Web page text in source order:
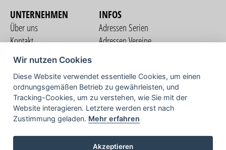
UNTERNEHMEN
Über uns
Kontakt
Nutzungsbedingungen
Datenschutzerklärung
Impressum
INFOS
Adressen Serien
Adressen Vereine
COMMUNITY
TV
Wir nutzen Cookies
Diese Website verwendet essentielle Cookies, um einen
ordnungsgemäßen Betrieb zu gewährleisten, und
Tracking-Cookies, um zu verstehen, wie Sie mit der
Website interagieren. Letztere werden erst nach
Zustimmung geladen. Mehr erfahren
Akzeptieren